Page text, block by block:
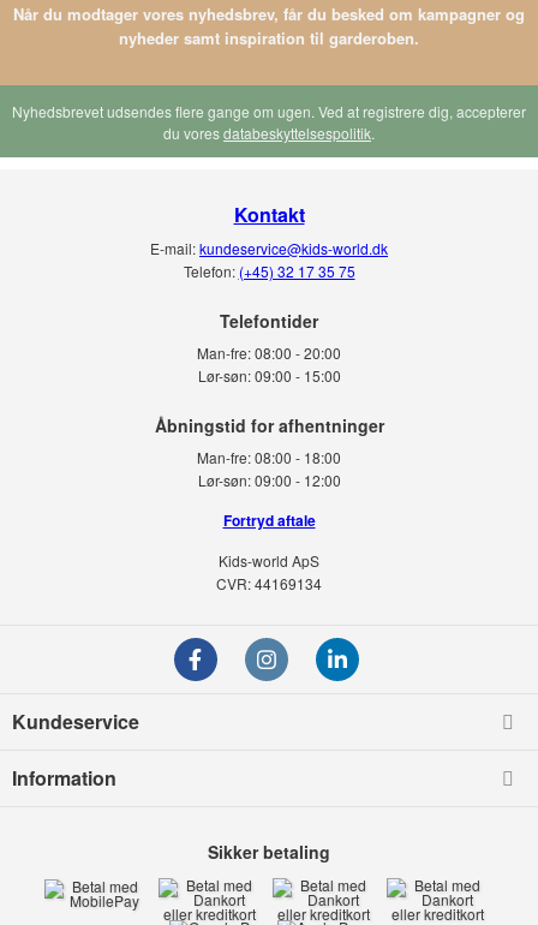
Når du modtager vores nyhedsbrev, får du besked om kampagner og
nyheder samt inspiration til garderoben.
Nyhedsbrevet udsendes flere gange om ugen. Ved at registrere dig, accepterer
du voresdatabeskyttelsespolitik.
Kontakt
E-mail:kundeservice@kids-world.dk
Telefon: (+45) 32 17 35 75
Telefontider
Man-fre:08:00 - 20:00
Lør-søn: 09:00 - 15:00
Man-fre:08:00 - 18:00
Lør-søn:09:00 - 12:00
Fortryd aftale
Kids-world ApS
CVR: 44169134
Kundeservice
Information
Sikker betaling